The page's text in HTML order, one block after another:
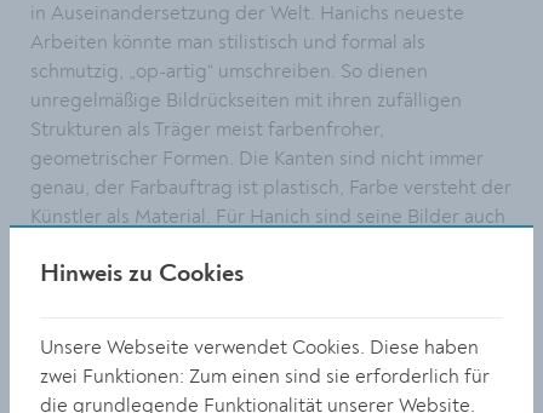
in Auseinandersetzung der Welt. Hanichs neueste
Arbeiten könnte man stilistisch und formal als
schmutzig, „op-artig“ umschreiben. So dienen
unregelmäßige Bildrückseiten mit ihren zufälligen
Strukturen als Träger meist farbenfroher,
geometrischer Formen. Die Kanten sind nicht immer
genau, der Farbauftrag ist plastisch, Farbe versteht der
Künstler als Material. Für Hanich sind seine Bilder auch
und wunderschön. Sie sind wütend, direkt, schüchtern,
nachdenklich. Sie sind grell und schillernd. Sie sind
Hinweis zu Cookies
Unsere Webseite verwendet Cookies. Diese haben
zwei Funktionen: Zum einen sind sie erforderlich für
die grundlegende Funktionalität unserer Website.